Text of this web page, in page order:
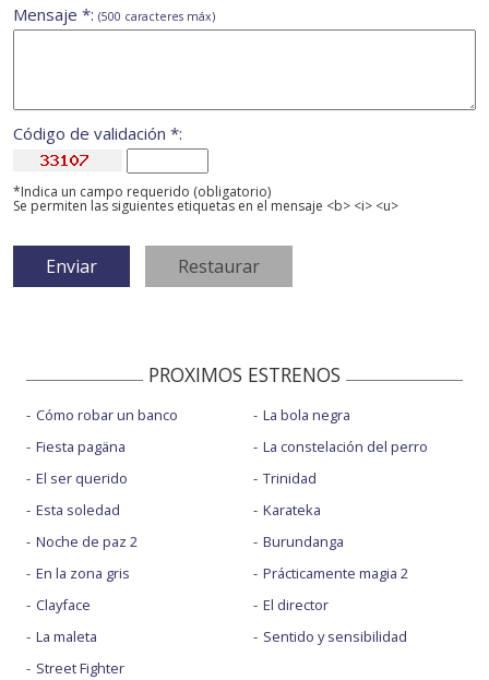
Mensaje *: (500 caracteres máx)
Código de validación *:
*Indica un campo requerido (obligatorio)
Se permiten las siguientes etiquetas en el mensaje <b> <i> <u>
PROXIMOS ESTRENOS
Cómo robar un banco
Fiesta pagäna
El ser querido
Esta soledad
Noche de paz 2
En la zona gris
Clayface
La maleta
Street Fighter
La bola negra
La constelación del perro
Trinidad
Karateka
Burundanga
Prácticamente magia 2
El director
Sentido y sensibilidad